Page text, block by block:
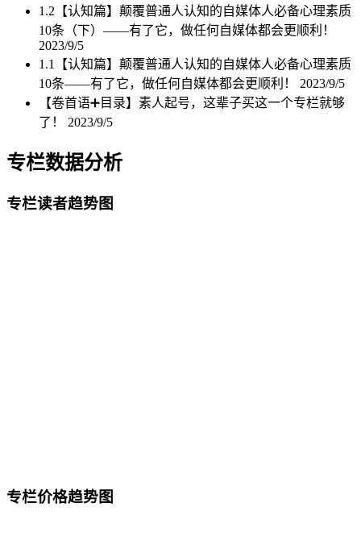
1.2【认知篇】颠覆普通人认知的自媒体人必备心理素质
10条（下）——有了它，做任何自媒体都会更顺利！
2023/9/5
1.1【认知篇】颠覆普通人认知的自媒体人必备心理素质
10条——有了它，做任何自媒体都会更顺利！ 2023/9/5
【卷首语➕目录】素人起号，这辈子买这一个专栏就够
了！ 2023/9/5
专栏数据分析
专栏读者趋势图
专栏价格趋势图